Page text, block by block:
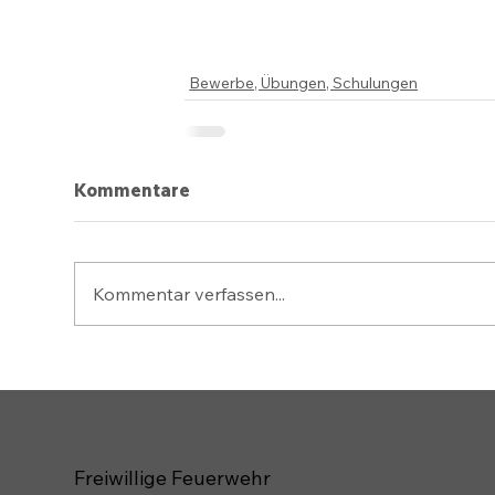
Bewerbe, Übungen, Schulungen
Kommentare
Kommentar verfassen...
Freiwillige Feuerwehr